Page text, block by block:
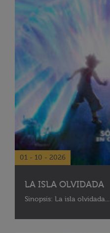
01 - 10 - 2026
LA ISLA OLVIDADA
Sinopsis: La isla olvidada...